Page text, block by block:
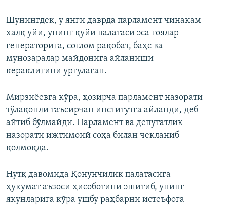
Шунингдек, у янги даврда парламент чинакам
халқ уйи, унинг қуйи палатаси эса ғоялар
генераторига, соғлом рақобат, баҳс ва
мунозаралар майдонига айланиши
кераклигини урғулаган.
Мирзиёевга кўра, ҳозирча парламент назорати
тўлақонли таъсирчан институтга айланди, деб
айтиб бўлмайди. Парламент ва депутатлик
назорати ижтимоий соҳа билан чекланиб
қолмоқда.
Нутқ давомида Қонунчилик палатасига
ҳукумат аъзоси ҳисоботини эшитиб, унинг
якунларига кўра ушбу раҳбарни истеъфога